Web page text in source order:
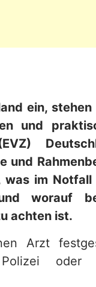
ein,
und
im
worauf
achten ist.
Arzt
oder